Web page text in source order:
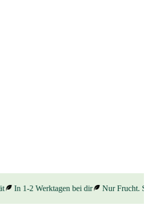
In 1-2 Werktagen bei dir Nur Frucht.